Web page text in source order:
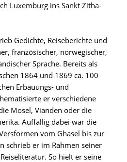
Luxemburg ins Sankt Zitha-
Gedichte, Reiseberichte und
französischer, norwegischer,
Sprache. Bereits als
1864 und 1869 ca. 100
Erbauungs- und
er verschiedene
Mosel, Vianden oder die
Auffällig dabei war die
vom Ghasel bis zur
schrieb er im Rahmen seiner
So hielt er seine